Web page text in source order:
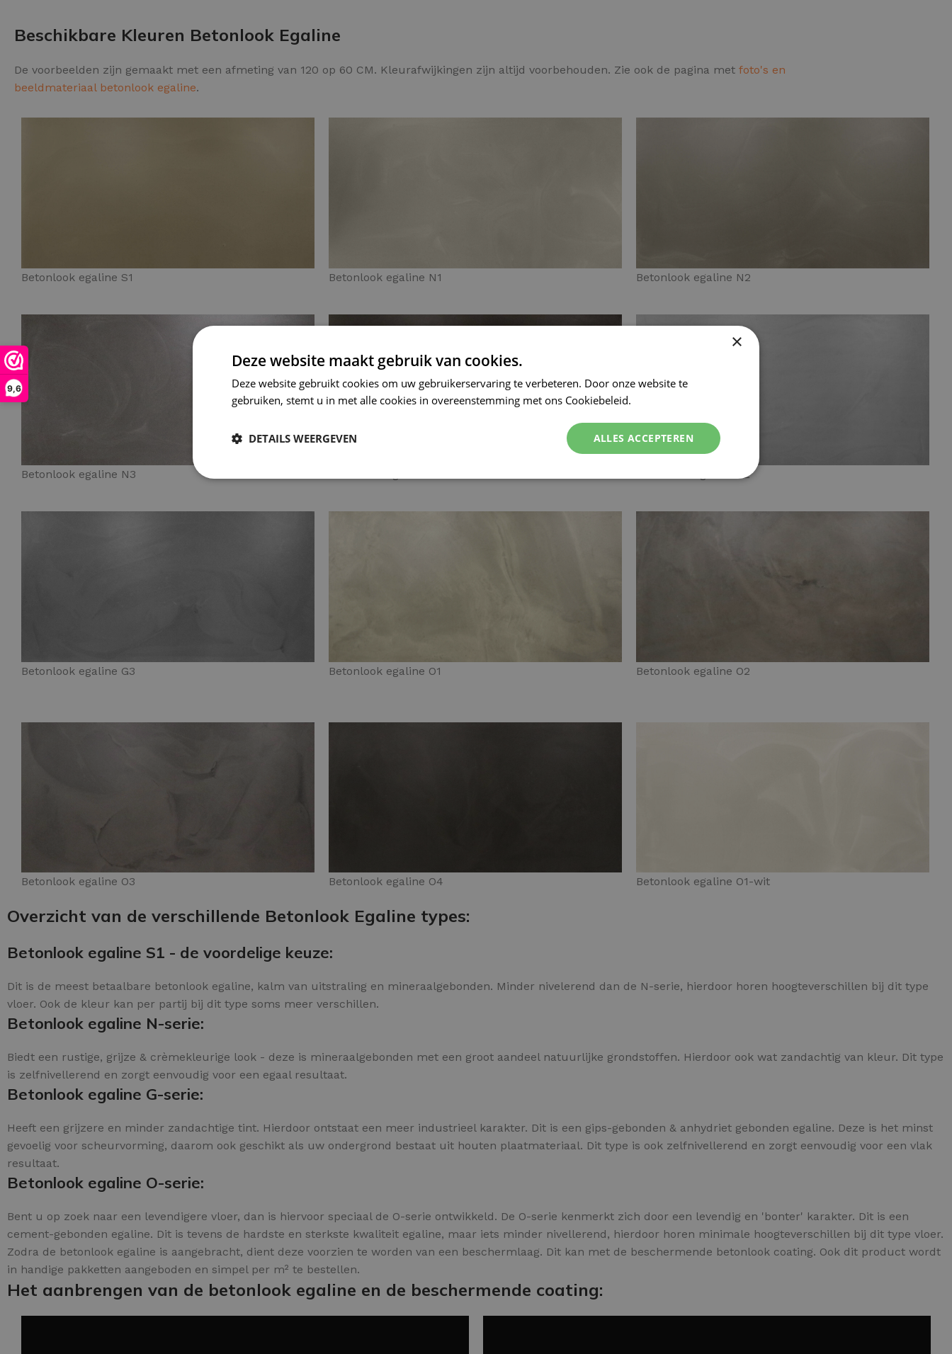
9,6
Beschikbare Kleuren Betonlook Egaline
De voorbeelden zijn gemaakt met een afmeting van 120 op 60 CM. Kleurafwijkingen zijn altijd voorbehouden. Zie ook de pagina met foto's en
beeldmateriaal betonlook egaline.
Betonlook egaline S1 Betonlook egaline N1 Betonlook egaline N2
Betonlook egaline N3 Betonlook egaline G2
Betonlook egaline G3 Betonlook egaline O1 Betonlook egaline O2
Betonlook egaline O3 Betonlook egaline O4 Betonlook egaline O1-wit
Overzicht van de verschillende Betonlook Egaline types:
Betonlook egaline S1 - de voordelige keuze:
Dit is de meest betaalbare betonlook egaline, kalm van uitstraling en mineraalgebonden. Minder nivelerend dan de N-serie, hierdoor horen hoogteverschillen bij dit type
vloer. Ook de kleur kan per partij bij dit type soms meer verschillen.
Betonlook egaline N-serie:
Biedt een rustige, grijze & crèmekleurige look - deze is mineraalgebonden met een groot aandeel natuurlijke grondstoffen. Hierdoor ook wat zandachtig van kleur. Dit type
is zelfnivellerend en zorgt eenvoudig voor een egaal resultaat.
Betonlook egaline G-serie:
Heeft een grijzere en minder zandachtige tint. Hierdoor ontstaat een meer industrieel karakter. Dit is een gips-gebonden & anhydriet gebonden egaline. Deze is het minst
gevoelig voor scheurvorming, daarom ook geschikt als uw ondergrond bestaat uit houten plaatmateriaal. Dit type is ook zelfnivellerend en zorgt eenvoudig voor een vlak
resultaat.
Betonlook egaline O-serie:
Bent u op zoek naar een levendigere vloer, dan is hiervoor speciaal de O-serie ontwikkeld. De O-serie kenmerkt zich door een levendig en 'bonter' karakter. Dit is een
cement-gebonden egaline. Dit is tevens de hardste en sterkste kwaliteit egaline, maar iets minder nivellerend, hierdoor horen minimale hoogteverschillen bij dit type vloer.
Zodra de betonlook egaline is aangebracht, dient deze voorzien te worden van een beschermlaag. Dit kan met de beschermende betonlook coating. Ook dit product wordt
in handige pakketten aangeboden en simpel per m² te bestellen.
Het aanbrengen van de betonlook egaline en de beschermende coating:
×
Deze website maakt gebruik van cookies.
Deze website gebruikt cookies om uw gebruikerservaring te verbeteren. Door onze website te
gebruiken, stemt u in met alle cookies in overeenstemming met ons Cookiebeleid.
ALLES ACCEPTEREN
DETAILS WEERGEVEN